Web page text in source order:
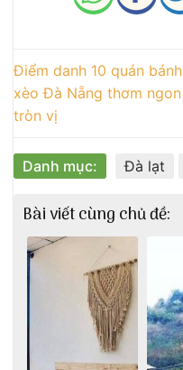
Điểm danh 10 quán bánh
xèo Đà Nẵng thơm ngon
tròn vị
Danh mục: Đà lạt
Bài viết cùng chủ đề: